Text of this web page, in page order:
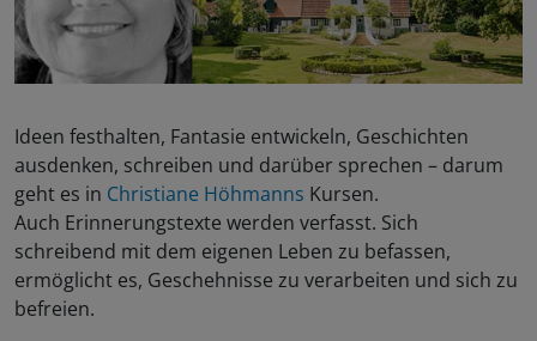
Ideen festhalten, Fantasie entwickeln, Geschichten
ausdenken, schreiben und darüber sprechen – darum
geht es in Christiane Höhmanns Kursen.
Auch Erinnerungstexte werden verfasst. Sich
schreibend mit dem eigenen Leben zu befassen,
ermöglicht es, Geschehnisse zu verarbeiten und sich zu
befreien.